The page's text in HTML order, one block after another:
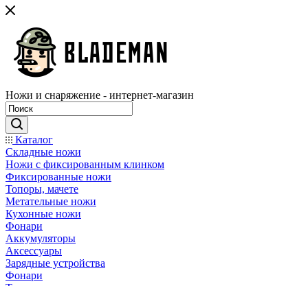
Ножи и снаряжение - интернет-магазин
Каталог
Складные ножи
Ножи с фиксированным клинком
Фиксированные ножи
Топоры, мачете
Метательные ножи
Кухонные ножи
Фонари
Аккумуляторы
Аксессуары
Зарядные устройства
Фонари